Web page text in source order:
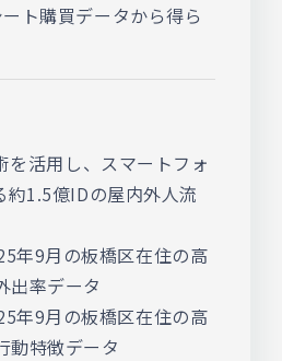
ト購買データから得ら
を活用し、スマートフォ
約1.5億IDの屋内外人流
年9月の板橋区在住の高
出率データ
年9月の板橋区在住の高
動特徴データ